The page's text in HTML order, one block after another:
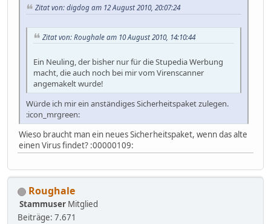
Zitat von: digdog am 12 August 2010, 20:07:24
Zitat von: Roughale am 10 August 2010, 14:10:44
Ein Neuling, der bisher nur für die Stupedia Werbung
macht, die auch noch bei mir vom Virenscanner
angemakelt wurde!
Würde ich mir ein anständiges Sicherheitspaket zulegen.
:icon_mrgreen:
Wieso braucht man ein neues Sicherheitspaket, wenn das alte
einen Virus findet? :00000109:
Roughale
Stammuser Mitglied
Beiträge: 7.671